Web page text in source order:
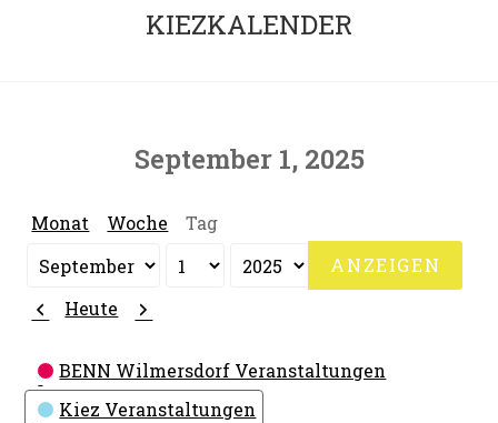
KIEZKALENDER
September 1, 2025
Monat Woche Tag
Monat
Tag
Jahr
Zurück
Heute Weiter
Kategorien
BENN Wilmersdorf Veranstaltungen
Kiez Veranstaltungen